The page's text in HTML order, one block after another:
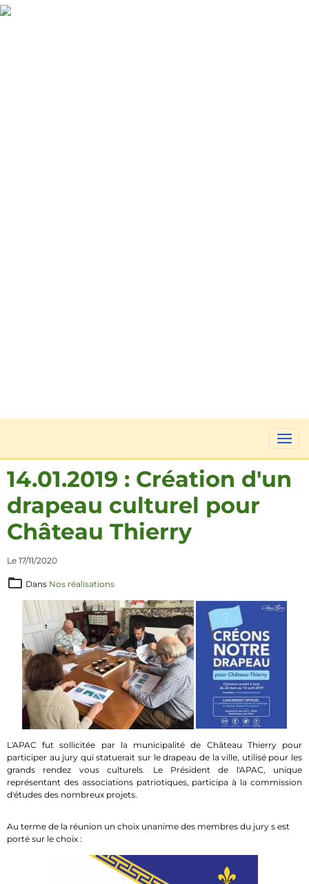
14.01.2019 : Création d'un
drapeau culturel pour
Château Thierry
Le 17/11/2020
Dans Nos réalisations
L'APAC fut sollicitée par la municipalité de Château Thierry pour
participer au jury qui statuerait sur le drapeau de la ville, utilisé pour les
grands rendez vous culturels. Le Président de l'APAC, unique
représentant des associations patriotiques, participa à la commission
d'études des nombreux projets.
Au terme de la réunion un choix unanime des membres du jury s est
porté sur le choix :